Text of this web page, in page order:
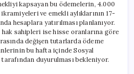
kapsayan bu ödemelerin, 4.000
ve emekli aylıklarının 17-
hesaplara yatırılması planlanıyor.
hak sahipleri ise hisse oranlarına göre
değişen tutarlarda ödeme
bu hafta içinde Sosyal
duyurulması bekleniyor.